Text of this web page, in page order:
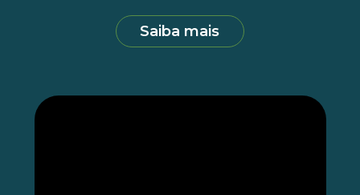
Saiba mais